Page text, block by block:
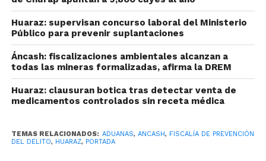
Huaraz: supervisan concurso laboral del Ministerio
Público para prevenir suplantaciones
Áncash: fiscalizaciones ambientales alcanzan a
todas las mineras formalizadas, afirma la DREM
Huaraz: clausuran botica tras detectar venta de
medicamentos controlados sin receta médica
TEMAS RELACIONADOS: ADUANAS, ANCASH, FISCALÍA DE PREVENCIÓN
DEL DELITO, HUARAZ, PORTADA